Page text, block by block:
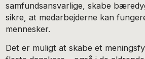
samfundsansvarlige, skabe
sikre, at medarbejderne kan
mennesker.
Det er muligt at skabe et